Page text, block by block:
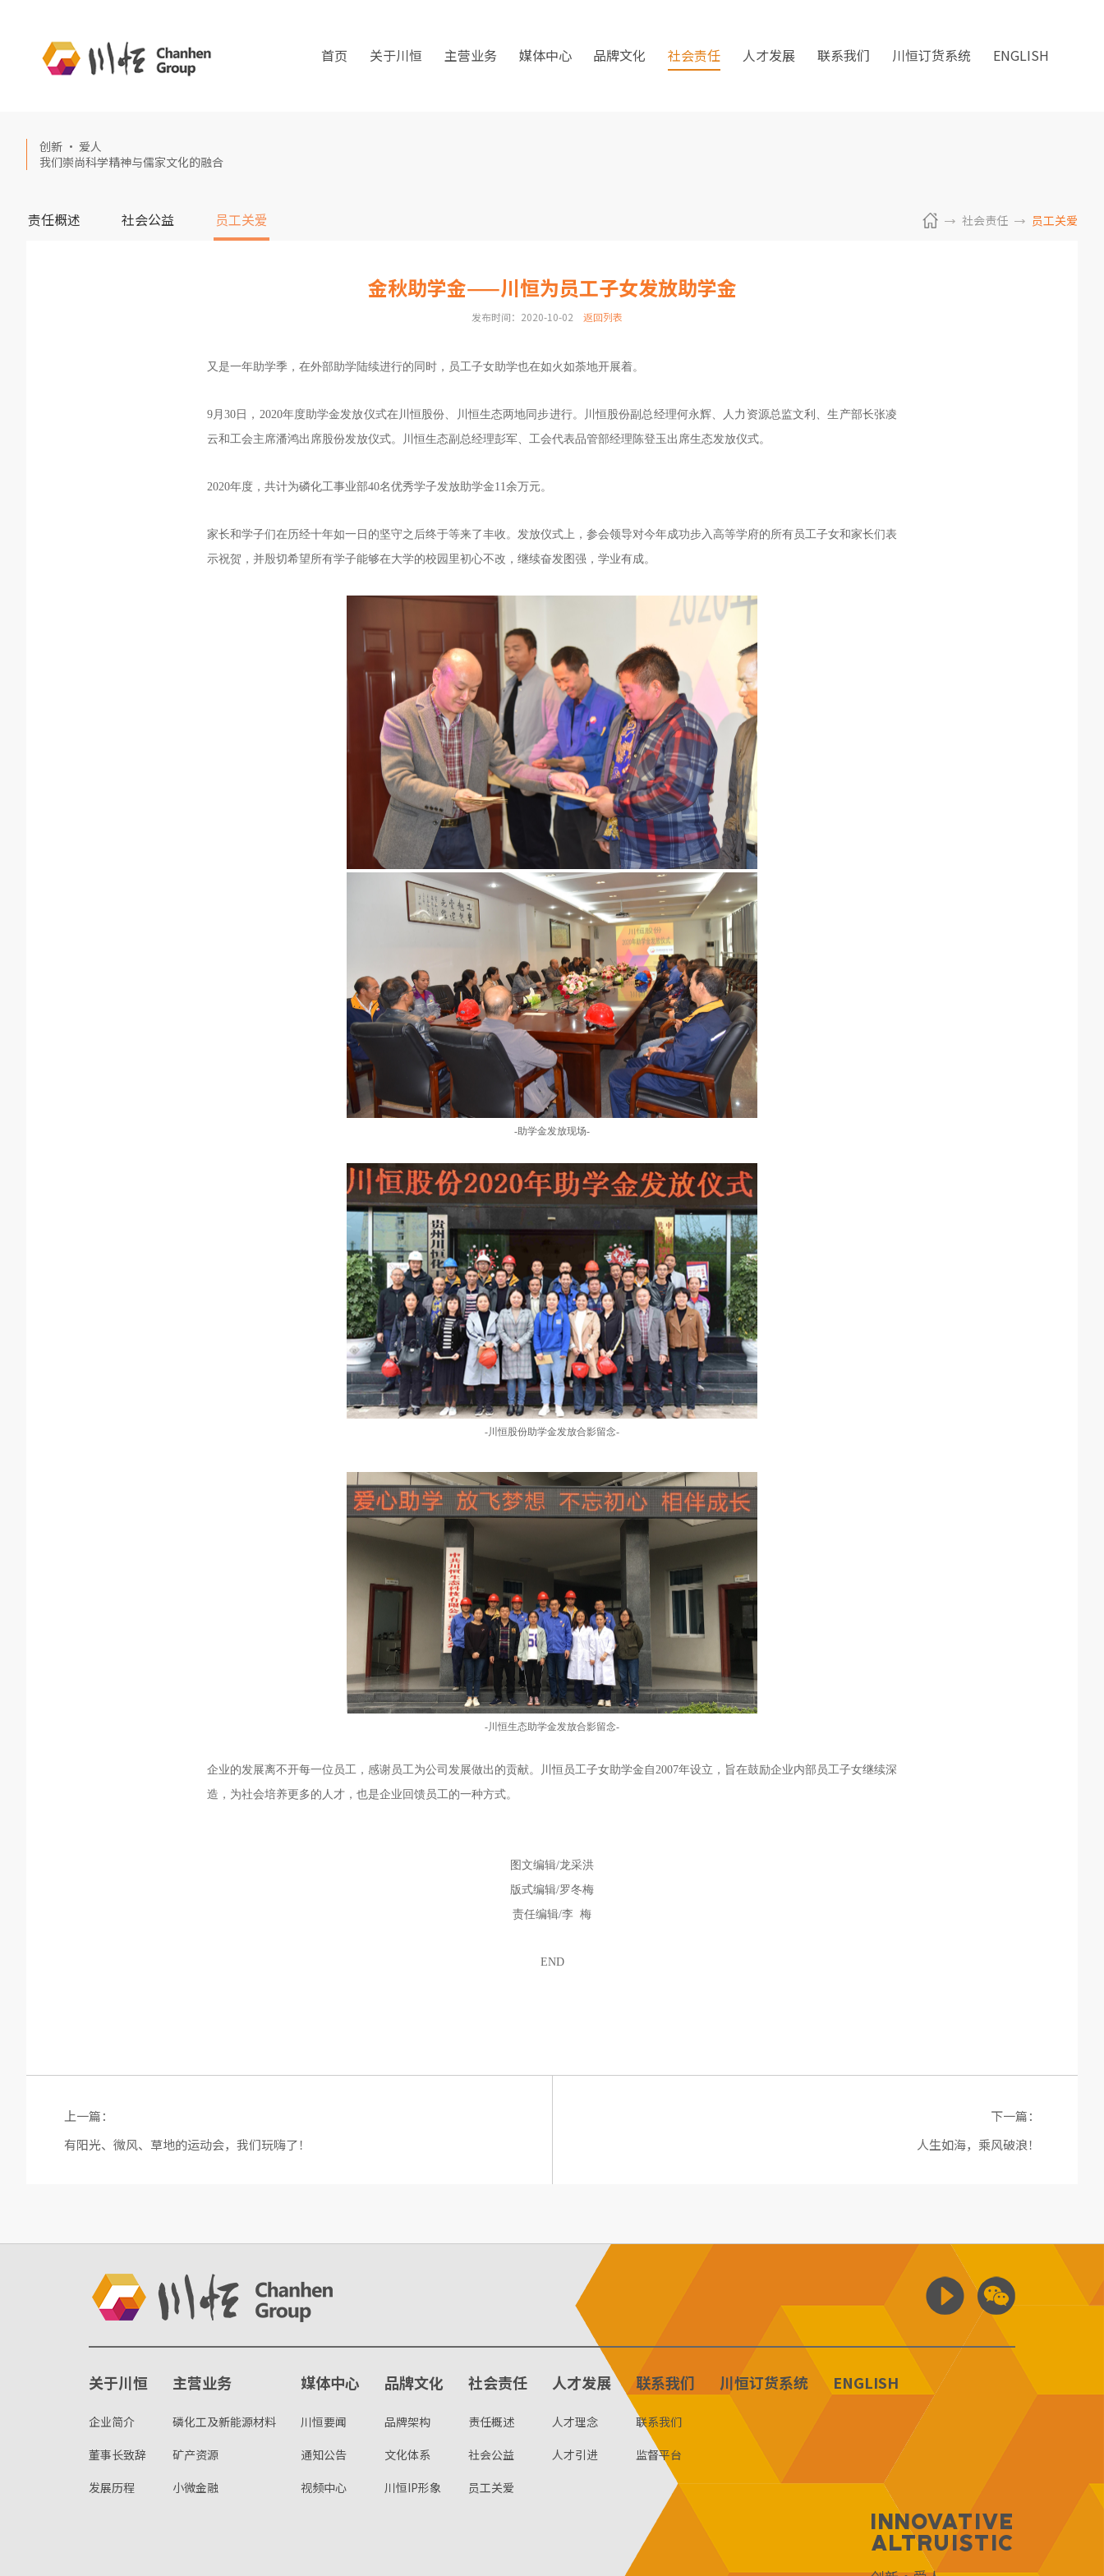
首页 关于川恒 主营业务 媒体中心 品牌文化 社会责任 人才发展 联系我们 川恒订货系统 ENGLISH
创新 · 爱人
我们崇尚科学精神与儒家文化的融合
责任概述 社会公益 员工关爱 社会责任 员工关爱
金秋助学金——川恒为员工子女发放助学金
发布时间：2020-10-02 返回列表
又是一年助学季，在外部助学陆续进行的同时，员工子女助学也在如火如荼地开展着。
9月30日，2020年度助学金发放仪式在川恒股份、川恒生态两地同步进行。川恒股份副总经理何永辉、人力资源总监文利、生产部长张凌
云和工会主席潘鸿出席股份发放仪式。川恒生态副总经理彭军、工会代表品管部经理陈登玉出席生态发放仪式。
2020年度，共计为磷化工事业部40名优秀学子发放助学金11余万元。
家长和学子们在历经十年如一日的坚守之后终于等来了丰收。发放仪式上，参会领导对今年成功步入高等学府的所有员工子女和家长们表
示祝贺，并殷切希望所有学子能够在大学的校园里初心不改，继续奋发图强，学业有成。
-助学金发放现场-
-川恒股份助学金发放合影留念-
-川恒生态助学金发放合影留念-
企业的发展离不开每一位员工，感谢员工为公司发展做出的贡献。川恒员工子女助学金自2007年设立，旨在鼓励企业内部员工子女继续深
造，为社会培养更多的人才，也是企业回馈员工的一种方式。
图文编辑/龙采洪
版式编辑/罗冬梅
责任编辑/李 梅
END
上一篇：
有阳光、微风、草地的运动会，我们玩嗨了！
下一篇：
人生如海，乘风破浪！
关于川恒
企业简介
董事长致辞
发展历程
主营业务
磷化工及新能源材料
矿产资源
小微金融
媒体中心
川恒要闻
通知公告
视频中心
品牌文化
品牌架构
文化体系
川恒IP形象
社会责任
责任概述
社会公益
员工关爱
人才发展
人才理念
人才引进
联系我们
联系我们
监督平台
川恒订货系统 ENGLISH
Innovative
Altruistic